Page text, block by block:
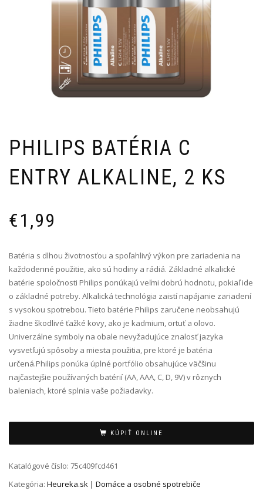
PHILIPS BATÉRIA C
ENTRY ALKALINE, 2 KS
€1,99
Batéria s dlhou životnosťou a spoľahlivý výkon pre zariadenia na
každodenné použitie, ako sú hodiny a rádiá. Základné alkalické
batérie spoločnosti Philips ponúkajú veľmi dobrú hodnotu, pokiaľ ide
o základné potreby. Alkalická technológia zaistí napájanie zariadení
s vysokou spotrebou. Tieto batérie Philips zaručene neobsahujú
žiadne škodlivé ťažké kovy, ako je kadmium, ortuť a olovo.
Univerzálne symboly na obale nevyžadujúce znalosť jazyka
vysvetľujú spôsoby a miesta použitia, pre ktoré je batéria
určená.Philips ponúka úplné portfólio obsahujúce väčšinu
najčastejšie používaných batérií (AA, AAA, C, D, 9V) v rôznych
baleniach, ktoré splnia vaše požiadavky.
KÚPIŤ ONLINE
Katalógové číslo: 75c409fcd461
Kategória: Heureka.sk | Domáce a osobné spotrebiče